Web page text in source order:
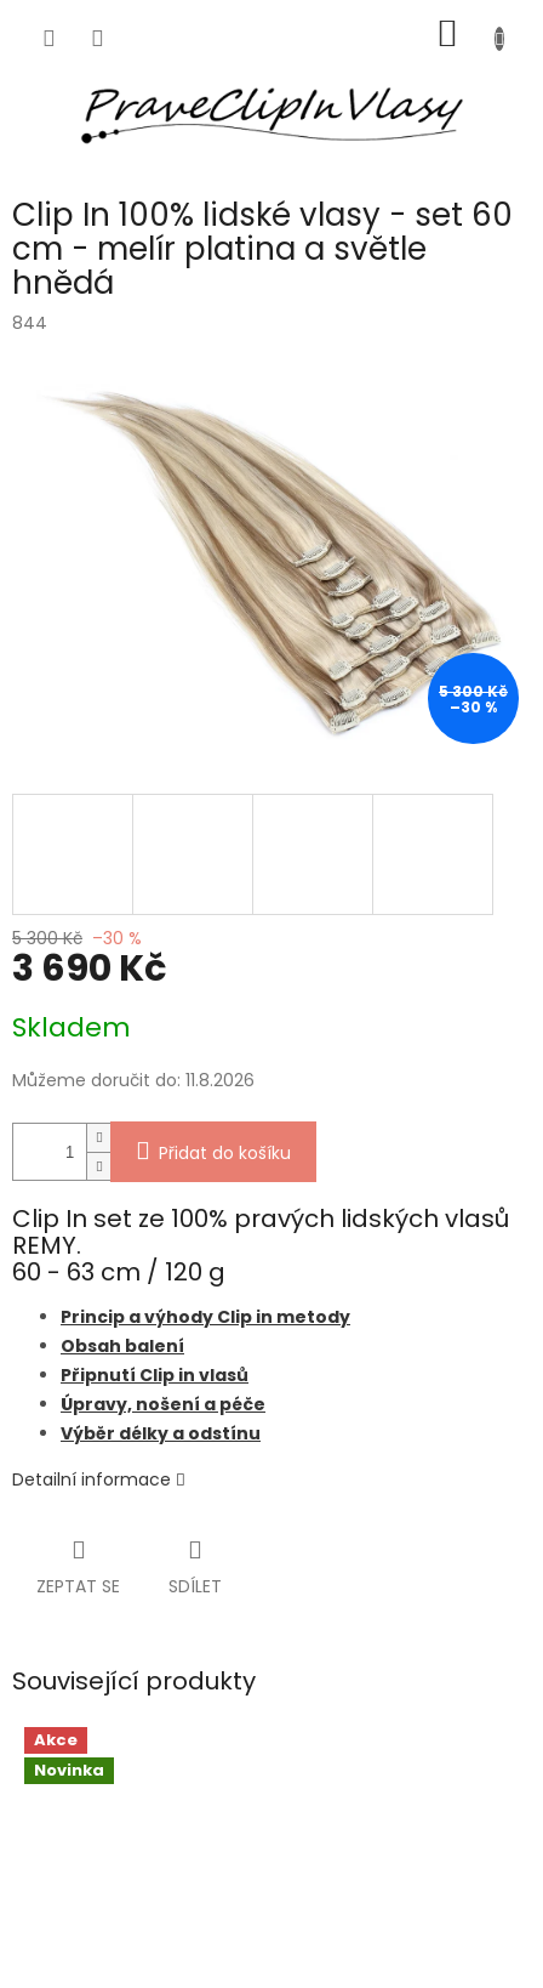
KOŠÍK
Clip In 100% lidské vlasy - set 60
cm - melír platina a světle
hnědá
844
5 300 Kč
–30 %
5 300 Kč –30 %
3 690 Kč
cena:
Skladem
Můžeme doručit do: 11.8.2026
Přidat do košíku
Clip In set ze 100% pravých lidských vlasů
REMY.
60 - 63 cm / 120 g
Princip a výhody Clip in metody
Obsah balení
Připnutí Clip in vlasů
Úpravy, nošení a péče
Výběr délky a odstínu
Detailní informace
ZEPTAT SE SDÍLET
Související produkty
Akce
Novinka